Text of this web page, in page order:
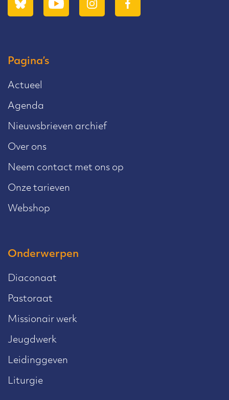
Pagina’s
Actueel
Agenda
Nieuwsbrieven archief
Over ons
Neem contact met ons op
Onze tarieven
Webshop
Onderwerpen
Diaconaat
Pastoraat
Missionair werk
Jeugdwerk
Leidinggeven
Liturgie